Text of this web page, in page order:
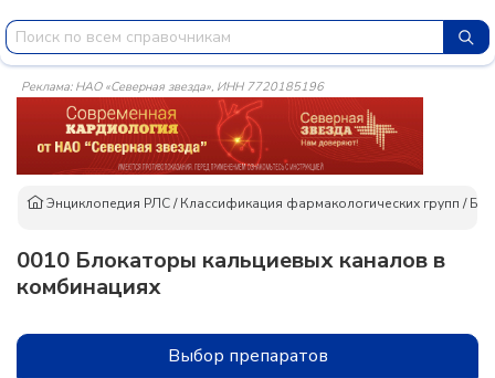
Реклама: НАО «Северная звезда», ИНН 7720185196
Энциклопедия РЛС/Классификация фармакологических групп /
0010 Блокаторы кальциевых каналов в
комбинациях
Выбор препаратов